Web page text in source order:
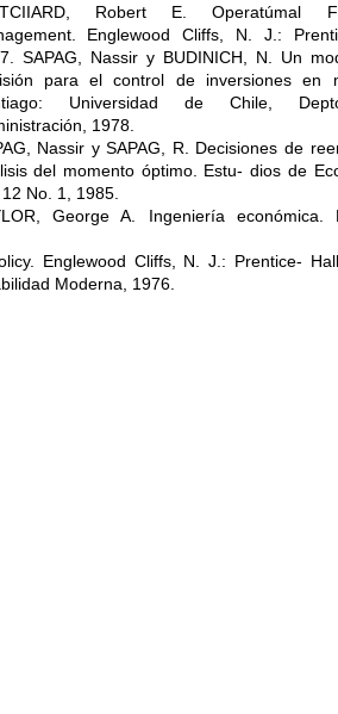
Robert E. Operatúmal
Englewood Cliffs, N. J.:
SAPAG, Nassir y BUDINICH, N. Un
para el control de inversiones en
Universidad de Chile,
1978.
Nassir y SAPAG, R. Decisiones de
del momento óptimo. Estu- dios de
No. 1, 1985.
George A. Ingeniería económica.
Englewood Cliffs, N. J.: Prentice-
Moderna, 1976.